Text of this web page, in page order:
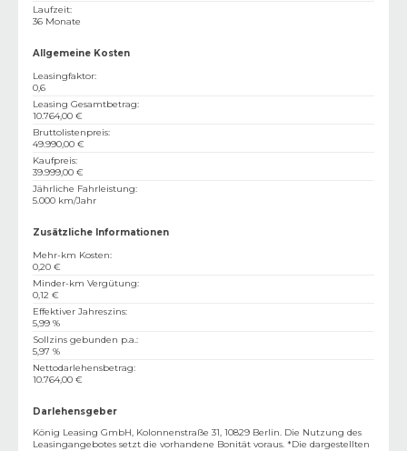
Laufzeit:
36 Monate
Allgemeine Kosten
Leasingfaktor:
0,6
Leasing Gesamtbetrag:
10.764,00 €
Bruttolistenpreis:
49.990,00 €
Kaufpreis:
39.999,00 €
Jährliche Fahrleistung:
5.000 km/Jahr
Zusätzliche Informationen
Mehr-km Kosten:
0,20 €
Minder-km Vergütung:
0,12 €
Effektiver Jahreszins:
5,99 %
Sollzins gebunden p.a.:
5,97 %
Nettodarlehensbetrag:
10.764,00 €
Darlehensgeber
König Leasing GmbH, Kolonnenstraße 31, 10829 Berlin. Die Nutzung des
Leasingangebotes setzt die vorhandene Bonität voraus. *Die dargestellten